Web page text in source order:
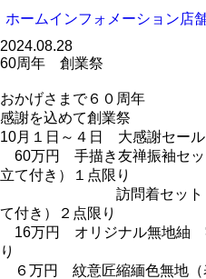
ホームインフォメーション店
2024.08.28
60周年 創業祭
おかげさまで６０周年
感謝を込めて創業祭
10月１日～４日 大感謝セール
60万円 手描き友禅振袖セッ
立て付き）１点限り
訪問着セット（訪問
て付き）２点限り
16万円 オリジナル無地紬
り
６万円 紋意匠縮緬色無地（